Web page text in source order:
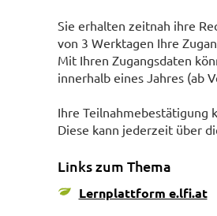
Sie erhalten zeitnah ihre
von 3 Werktagen Ihre
Mit Ihren Zugangsdaten
innerhalb eines Jahres (ab
Ihre Teilnahmebestätigung
Diese kann jederzeit über
Links zum Thema
Lernplattform e.lfi.at